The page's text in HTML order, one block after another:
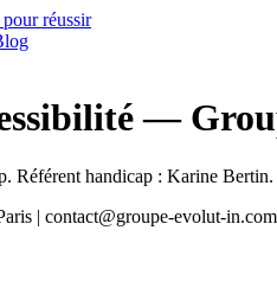
réussir
—
Référent handicap : Karine
| contact@groupe-evolut-